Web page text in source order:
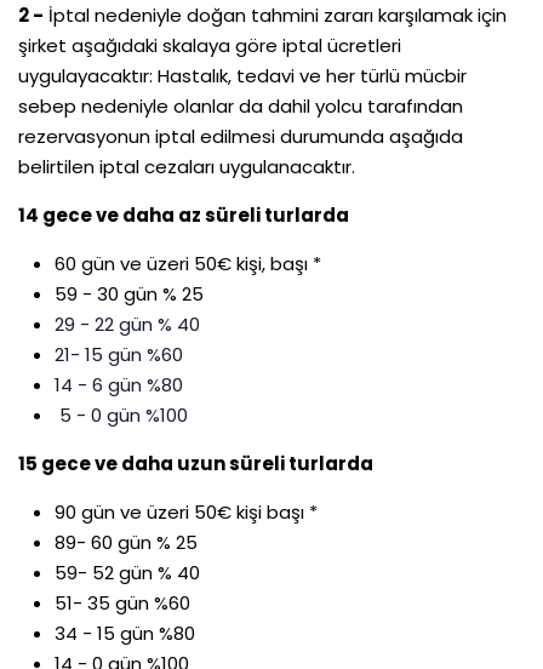
2 - İptal nedeniyle doğan tahmini zararı karşılamak için
şirket aşağıdaki skalaya göre iptal ücretleri
uygulayacaktır: Hastalık, tedavi ve her türlü mücbir
sebep nedeniyle olanlar da dahil yolcu tarafından
rezervasyonun iptal edilmesi durumunda aşağıda
belirtilen iptal cezaları uygulanacaktır.
14 gece ve daha az süreli turlarda
60 gün ve üzeri 50€ kişi, başı *
59 - 30 gün % 25
29 - 22 gün % 40
21- 15 gün %60
14 - 6 gün %80
5 - 0 gün %100
15 gece ve daha uzun süreli turlarda
90 gün ve üzeri 50€ kişi başı *
89- 60 gün % 25
59- 52 gün % 40
51- 35 gün %60
34 - 15 gün %80
14 - 0 gün %100